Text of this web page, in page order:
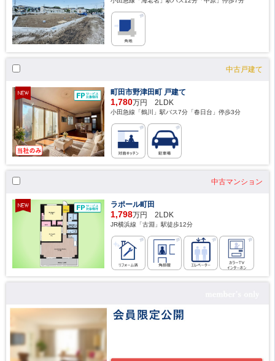
中古戸建て
町田市野津田町 戸建て
1,780万円 2LDK
小田急線「鶴川」駅バス7分「春日台」停歩3分
中古マンション
ラポール町田
1,798万円 2LDK
JR横浜線「古淵」駅徒歩12分